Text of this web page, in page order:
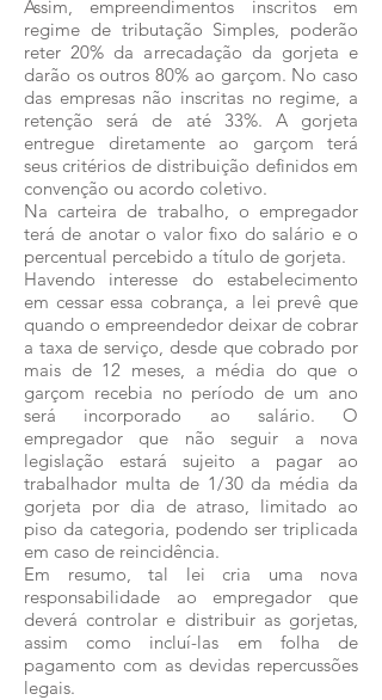
Assim, empreendimentos inscritos em
regime de tributação Simples, poderão
reter 20% da arrecadação da gorjeta e
darão os outros 80% ao garçom. No caso
das empresas não inscritas no regime, a
retenção será de até 33%. A gorjeta
entregue diretamente ao garçom terá
seus critérios de distribuição definidos em
convenção ou acordo coletivo.
Na carteira de trabalho, o empregador
terá de anotar o valor fixo do salário e o
percentual percebido a título de gorjeta.
Havendo interesse do estabelecimento
em cessar essa cobrança, a lei prevê que
quando o empreendedor deixar de cobrar
a taxa de serviço, desde que cobrado por
mais de 12 meses, a média do que o
garçom recebia no período de um ano
será incorporado ao salário. O
empregador que não seguir a nova
legislação estará sujeito a pagar ao
trabalhador multa de 1/30 da média da
gorjeta por dia de atraso, limitado ao
piso da categoria, podendo ser triplicada
em caso de reincidência.
Em resumo, tal lei cria uma nova
responsabilidade ao empregador que
deverá controlar e distribuir as gorjetas,
assim como incluí-las em folha de
pagamento com as devidas repercussões
legais.